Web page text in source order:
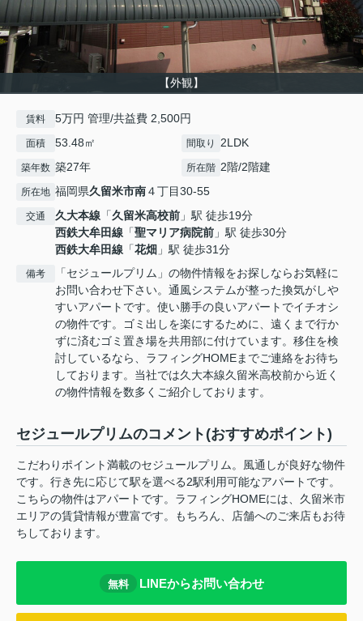
【外観】
賃料 5万円 管理/共益費 2,500円
面積 53.48㎡ 間取り 2LDK
築年数 築27年 所在階 2階/2階建
所在地 福岡県久留米市南４丁目30-55
交通 久大本線 「久留米高校前 」駅 徒歩19分
西鉄大牟田線 「聖マリア病院前 」駅 徒歩30分
西鉄大牟田線 「花畑 」駅 徒歩31分
備考
「セジュールプリム」の物件情報をお探しならお気軽に
お問い合わせ下さい。通風システムが整った換気がしや
すいアパートです。使い勝手の良いアパートでイチオシ
の物件です。ゴミ出しを楽にするために、遠くまで行か
ずに済むゴミ置き場を共用部に付けています。移住を検
討しているなら、ラフィングHOMEまでご連絡をお待ち
しております。当社では久大本線久留米高校前から近く
の物件情報を数多くご紹介しております。
セジュールプリムのコメント(おすすめポイント)
こだわりポイント満載のセジュールプリム。風通しが良好な物件
です。行き先に応じて駅を選べる2駅利用可能なアパートです。
こちらの物件はアパートです。ラフィングHOMEには、久留米市
エリアの賃貸情報が豊富です。もちろん、店舗へのご来店もお待
ちしております。
無料 LINEからお問い合わせ